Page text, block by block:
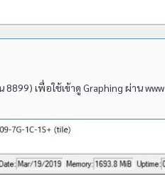
เพื่อใช้เข้าดู Graphing ผ่าน www